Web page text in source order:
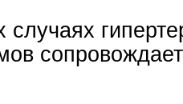
случаях